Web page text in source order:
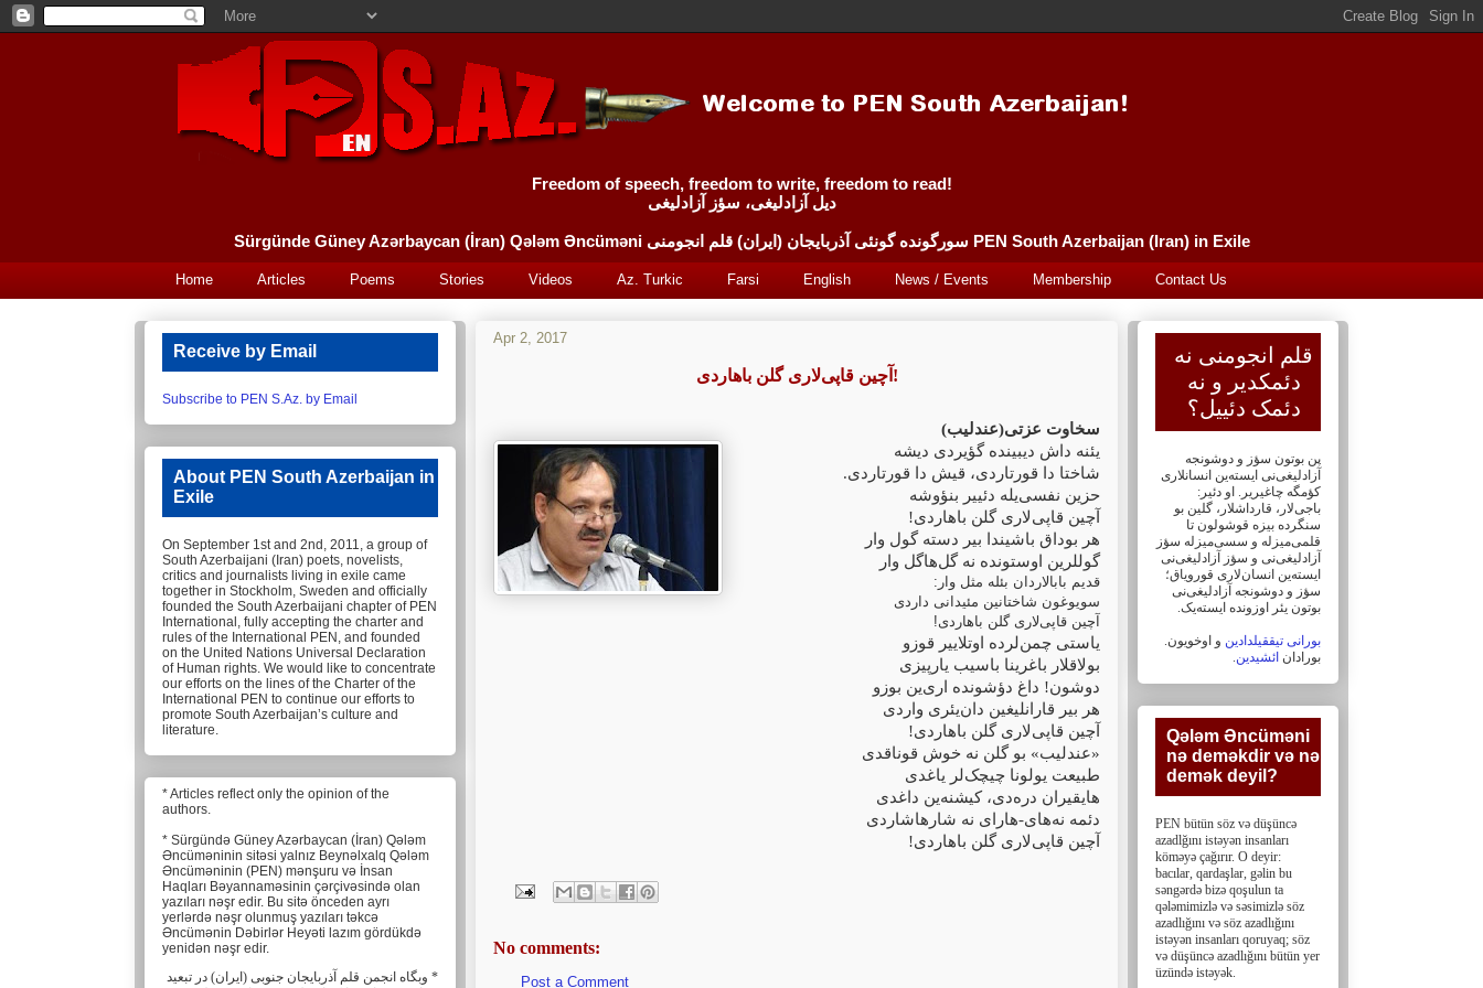
Freedom of speech, freedom to write, freedom to read!
دیل آزادلیغی، سؤز آزادلیغی
Sürgünde Güney Azərbaycan (İran) Qələm Əncüməni سورگونده گونئی آذربایجان (ایران) قلم انجومنی PEN South Azerbaijan (Iran) in Exile
Home Articles Poems Stories Videos Az. Turkic Farsi English News / Events Membership Contact Us
Apr 2, 2017
آچین قاپی‌لاری گلن باهاردی!
سخاوت عزتی(عندلیب)
یئنه داش دیبینده گؤیردی دیشه
شاختا دا قورتاردی، قیش دا قورتاردی.
حزین نفسی‌یله دئییر بنؤوشه
آچین قاپی‌لاری گلن باهاردی!
هر بوداق باشیندا بیر دسته گول وار
گوللرین اوستونده نه گل‌هاگل وار
قدیم بابالاردان بئله مثل وار:
سویوغون شاختانین مئیدانی داردی
آچین قاپی‌لاری گلن باهاردی!
یاستی چمن‌لرده اوتلاییر قوزو
بولاقلار باغرینا باسیب یارپیزی
دوشون! داغ دؤشونده اری‌ین بوزو
هر بیر قارانلیغین دان‌یئری واردی
آچین قاپی‌لاری گلن باهاردی!
«عندلیب» بو گلن نه خوش قوناقدی
طبیعت یولونا چیچک‌لر یاغدی
هایقیران دره‌دی، کیشنه‌ین داغدی
دئمه نه‌های‌-هارای نه شارهاشاردی
آچین قاپی‌لاری گلن باهاردی!
No comments:
Post a Comment
Receive by Email
Subscribe to PEN S.Az. by Email
About PEN South Azerbaijan in
Exile
On September 1st and 2nd, 2011, a group of
South Azerbaijani (Iran) poets, novelists,
critics and journalists living in exile came
together in Stockholm, Sweden and officially
founded the South Azerbaijani chapter of PEN
International, fully accepting the charter and
rules of the International PEN, and founded
on the United Nations Universal Declaration
of Human rights. We would like to concentrate
our efforts on the lines of the Charter of the
International PEN to continue our efforts to
promote South Azerbaijan’s culture and
literature.
* Articles reflect only the opinion of the
authors.
* Sürgündə Güney Azərbaycan (İran) Qələm
Əncüməninin sitəsi yalnız Beynəlxalq Qələm
Əncüməninin (PEN) mənşuru və İnsan
Haqları Bəyannaməsinin çərçivəsində olan
yazıları nəşr edir. Bu sitə önceden ayrı
yerlərdə nəşr olunmuş yazıları təkcə
Əncümənin Dəbirlər Heyəti lazım gördükdə
yenidən nəşr edir.
* وبگاه انجمن قلم آذربایجان جنوبی (ایران) در تبعید
قلم انجومنی نه
دئمکدیر و نه
دئمک دئییل؟
پن بوتون سؤز و دوشونجه
آزادلیغی‌نی ایسته‌ین انسانلاری
کؤمگه چاغیریر. او دئیر:
باجی‌لار، ‏قارداشلار، گلین بو
سنگرده بیزه قوشولون تا
قلمی‌میزله و سسی‌میزله سؤز
آزادلیغی‌نی و سؤز ‏آزادلیغی‌نی
ایسته‌ین انسان‌لاری قورویاق؛
سؤز و دوشونجه آزادلیغی‌نی
بوتون یئر اوزونده ایسته‌یک. ‏
بورانی تیققیلدادین و اوخویون.
بورادان ائشیدین.
Qələm Əncüməni
nə deməkdir və nə
demək deyil?‎
PEN bütün söz və düşüncə
azadlğını istəyən insanları
köməyə çağırır. O deyir:
bacılar, ‎qardaşlar, gəlin bu
səngərdə bizə qoşulun ta
qələmimizlə və səsimizlə söz
azadlığını və söz ‎azadlığını
istəyən insanları qoruyaq; söz
və düşüncə azadlığını bütün yer
üzündə istəyək.